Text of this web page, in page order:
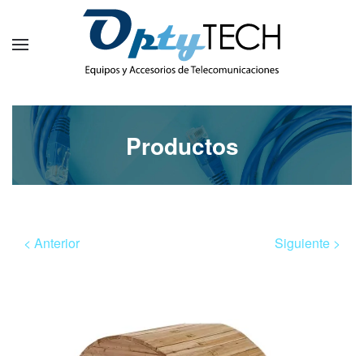
Productos
< Anterior Siguiente >